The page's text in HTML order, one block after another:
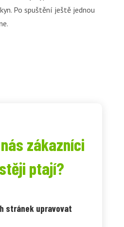
Po spuštění ještě jednou
zákazníci
ptají?
stránek upravovat